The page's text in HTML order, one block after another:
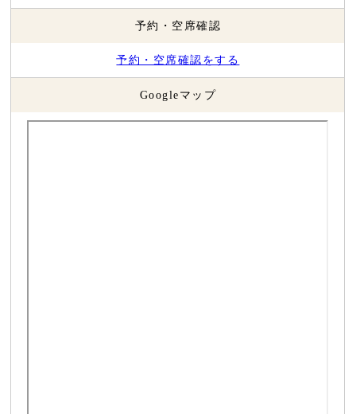
予約・空席確認
予約・空席確認をする
Googleマップ